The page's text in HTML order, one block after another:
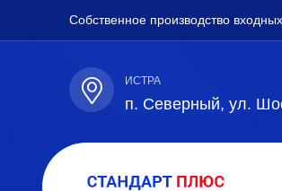
Собственное производство
ИСТРА
п. Северный, ул.